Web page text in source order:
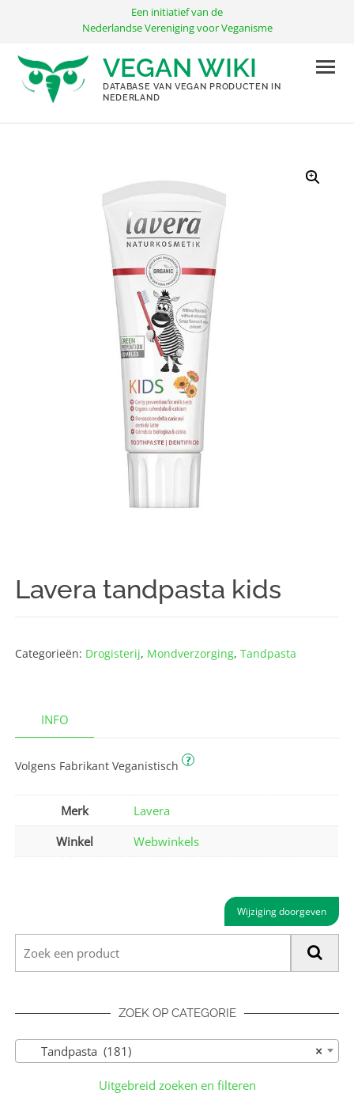
inhoud
Een initiatief van de
Nederlandse Vereniging voor Veganisme
VEGAN WIKI
DATABASE VAN VEGAN PRODUCTEN IN
NEDERLAND
Lavera tandpasta kids
Categorieën: Drogisterij, Mondverzorging,Tandpasta
INFO
Volgens Fabrikant Veganistisch ?
Merk
Lavera
Winkel
Webwinkels
Wijziging doorgeven
ZOEK OP CATEGORIE
×
Tandpasta (181)
Uitgebreid zoeken en filteren